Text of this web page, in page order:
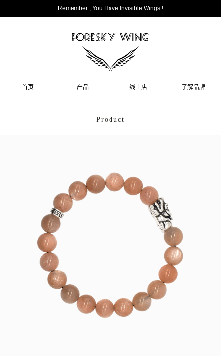
Remember , You Have Invisible Wings !
首页 产品 线上店 了解品牌
Product